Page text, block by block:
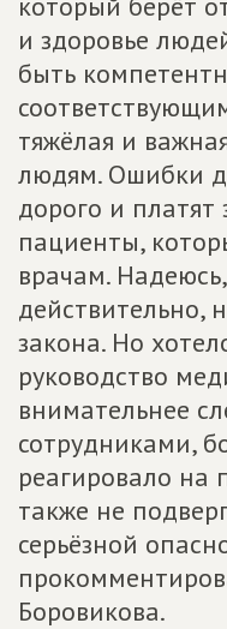
и здоровье
быть
тяжёлая и
людям. Ошибки
дорого и
пациенты,
врачам.
действительно,
закона. Но
руководство
внимательнее
сотрудниками,
реагировало на
также не
серьёзной
Боровикова.